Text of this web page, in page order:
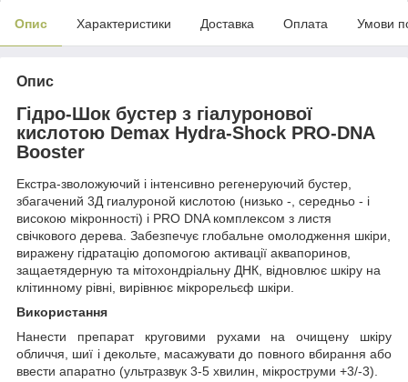
Опис Характеристики Доставка Оплата Умови
Опис
Гідро-Шок бустер з гіалуронової
кислотою Demax Hydra-Shock PRO-DNA
Booster
Екстра-зволожуючий і інтенсивно регенеруючий бустер,
збагачений 3Д гиалуроной кислотою (низько -, середньо - і
високою мікронності) і PRO DNA комплексом з листя
свічкового дерева. Забезпечує глобальне омолодження шкіри,
виражену гідратацію допомогою активації аквапоринов,
защаетядерную та мітохондріальну ДНК, відновлює шкіру на
клітинному рівні, вирівнює мікрорельєф шкіри.
Використання
Нанести препарат круговими рухами на очищену шкіру
обличчя, шиї і декольте, масажувати до повного вбирання або
ввести апаратно (ультразвук 3-5 хвилин, мікроструми +3/-3).